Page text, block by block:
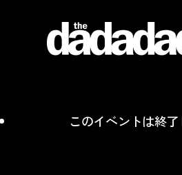
websiteこのイベントは終了